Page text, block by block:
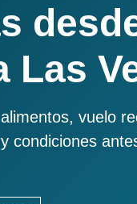
Las
vuelo
condiciones